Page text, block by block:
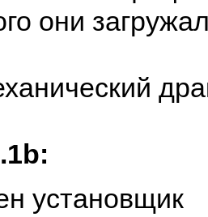
они
установщик